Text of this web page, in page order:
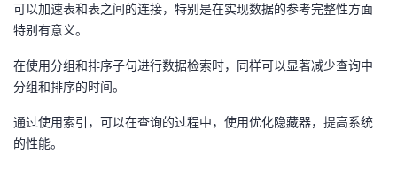
我
的
课
我
的
我
的
技
术
我
的
云
可以加速表和表之间的连接，特别是在实现数据的参考完整性方面
特别有意义。
在使用分组和排序子句进行数据检索时，同样可以显著减少查询中
分组和排序的时间。
通过使用索引，可以在查询的过程中，使用优化隐藏器，提高系统
的性能。